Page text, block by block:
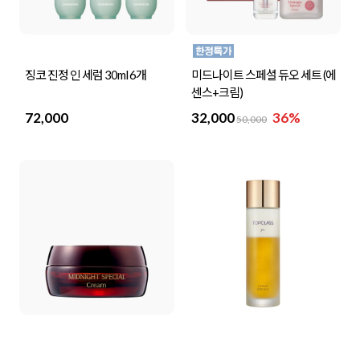
징코 진정 인 세럼 30ml 6개
72,000
미드나이트 스페셜 듀오 세트 (에
센스+크림)
32,00050,000 36%